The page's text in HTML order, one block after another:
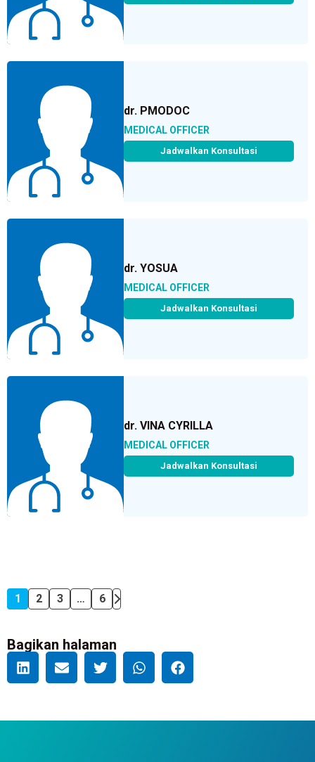
dr. PMODOC
MEDICAL OFFICER
Jadwalkan Konsultasi
dr. YOSUA
MEDICAL OFFICER
Jadwalkan Konsultasi
dr. VINA CYRILLA
MEDICAL OFFICER
Jadwalkan Konsultasi
1 2 3 … 6
Bagikan halaman